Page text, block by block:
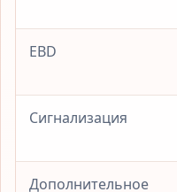
EBD
Сигнализация
Дополнительное